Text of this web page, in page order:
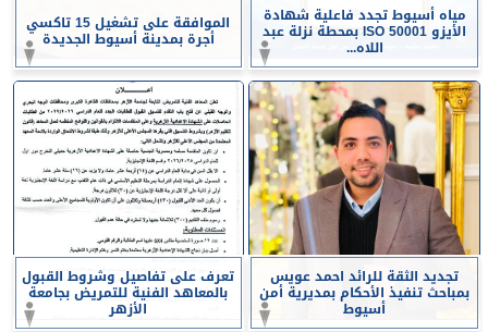
مياه أسيوط تجدد فاعلية شهادة
الأيزو ISO 50001 بمحطة نزلة عبد
اللاه...
الموافقة على تشغيل 15 تاكسي
أجرة بمدينة أسيوط الجديدة
تجديد الثقة للرائد احمد عويس
بمباحث تنفيذ الأحكام بمديرية أمن
أسيوط
تعرف على تفاصيل وشروط القبول
بالمعاهد الفنية للتمريض بجامعة
الأزهر